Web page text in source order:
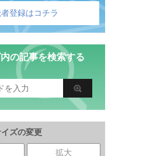
登録はコチラ
の記事を検索する
ズの変更
拡大